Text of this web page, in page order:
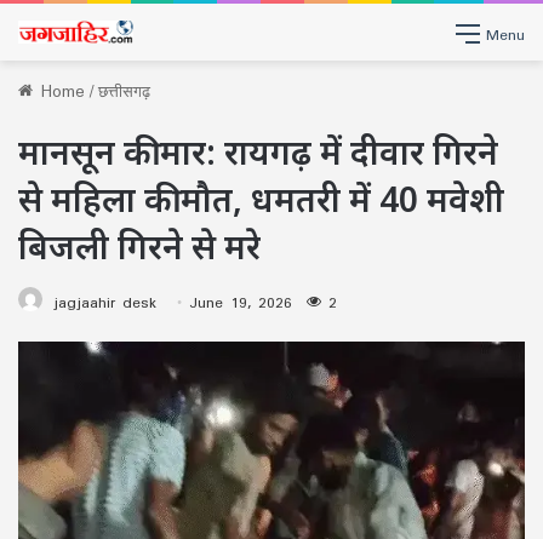
Menu
Home/छत्तीसगढ़
मानसून की मार: रायगढ़ में दीवार गिरने
से महिला की मौत, धमतरी में 40 मवेशी
बिजली गिरने से मरे
jagjaahir desk June 19, 2026 2